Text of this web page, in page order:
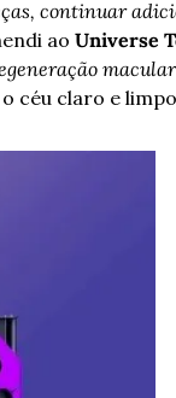
continuar
ao Universe
macular
céu claro e